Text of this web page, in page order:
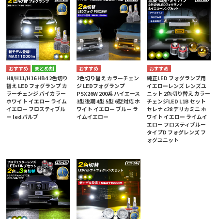
まとめ割
H8/H11/H16 HB4 2色切り
替え LED フォグランプ カ
ラーチェンジ バイカラー
ホワイト イエロー ライム
イエロー フロスティブル
ー led バルブ
2色切り替え カラーチェン
ジ LEDフォグランプ
PSX26W 200系 ハイエース
3型後期 4型 5型 6型対応 ホ
ワイト イエロー ブルー ラ
イムイエロー
純正LED フォグランプ用
イエローレンズ レンズユ
ニット 2色切り替え カラー
チェンジLED L1B セット
セレナ c28 デリカミニ ホ
ワイト イエロー ライムイ
エロー フロスティブルー
タイプD フォグレンズ フ
ォグユニット